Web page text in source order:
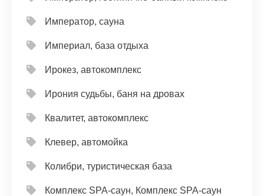
Император, сауна
Империал, база отдыха
Ирокез, автокомплекс
Ирония судьбы, баня на дровах
Квалитет, автокомплекс
Клевер, автомойка
Колибри, туристическая база
Комплекс SPA-саун, Комплекс SPA-саун